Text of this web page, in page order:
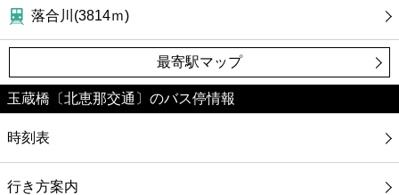
公共
病院
落合川(3814ｍ)
最寄駅マップ
玉蔵橋〔北恵那交通〕のバス停情報
時刻表
行き方案内